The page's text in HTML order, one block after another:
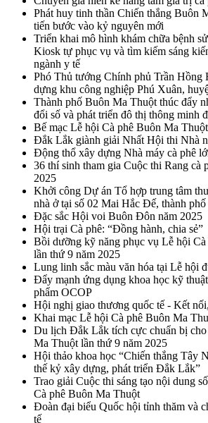
Phát huy tinh thần Chiến thắng Buôn
tiến bước vào kỷ nguyên mới
Triển khai mô hình khám chữa bệnh
Kiosk tự phục vụ và tìm kiếm sáng
ngành y tế
Phó Thủ tướng Chính phủ Trần Hồng
dựng khu công nghiệp Phú Xuân,
Thành phố Buôn Ma Thuột thúc đẩy
đổi số và phát triển đô thị thông minh
Bế mạc Lễ hội Cà phê Buôn Ma
Đắk Lắk giành giải Nhất Hội thi Nhà
Động thổ xây dựng Nhà máy cà phê
36 thí sinh tham gia Cuộc thi Rang cà
2025
Khởi công Dự án Tổ hợp trung tâm
nhà ở tại số 02 Mai Hắc Đế, thành
Đặc sắc Hội voi Buôn Đôn năm 2025
Hội trại Cà phê: “Đồng hành, chia sẻ”
Bồi dưỡng kỹ năng phục vụ Lễ hội
lần thứ 9 năm 2025
Lung linh sắc màu văn hóa tại Lễ hội
Đẩy mạnh ứng dụng khoa học kỹ
phẩm OCOP
Hội nghị giao thương quốc tế - Kết
Khai mạc Lễ hội Cà phê Buôn Ma
Du lịch Đắk Lắk tích cực chuẩn bị
Ma Thuột lần thứ 9 năm 2025
Hội thảo khoa học “Chiến thắng Tây
thế kỷ xây dựng, phát triển Đắk Lắk”
Trao giải Cuộc thi sáng tạo nội dung
Cà phê Buôn Ma Thuột
Đoàn đại biểu Quốc hội tỉnh thăm và
tế